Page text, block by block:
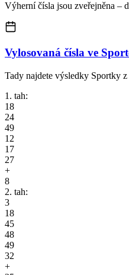
Výherní čísla jsou zveřejněna –
Vylosovaná čísla ve
Tady najdete výsledky Sportky
1. tah:
18
24
49
12
17
27
+
8
2. tah:
3
18
45
48
49
32
+